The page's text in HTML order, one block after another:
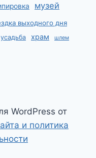
музей
выходного дня
усадьба храм шлем
WordPress от
и политика